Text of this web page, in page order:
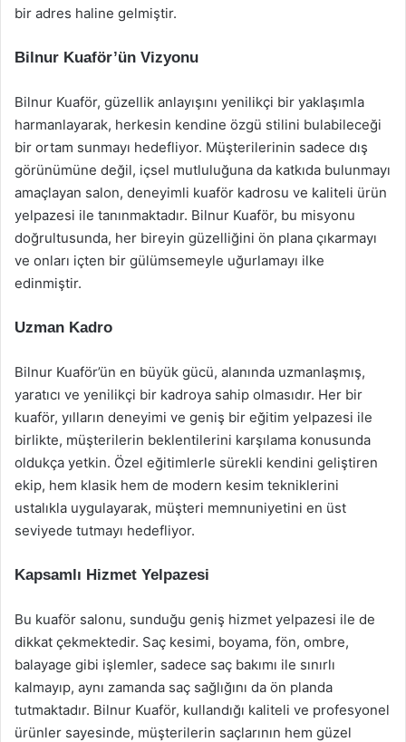
bir adres haline gelmiştir.
Bilnur Kuaför’ün Vizyonu
Bilnur Kuaför, güzellik anlayışını yenilikçi bir yaklaşımla
harmanlayarak, herkesin kendine özgü stilini bulabileceği
bir ortam sunmayı hedefliyor. Müşterilerinin sadece dış
görünümüne değil, içsel mutluluğuna da katkıda bulunmayı
amaçlayan salon, deneyimli kuaför kadrosu ve kaliteli ürün
yelpazesi ile tanınmaktadır. Bilnur Kuaför, bu misyonu
doğrultusunda, her bireyin güzelliğini ön plana çıkarmayı
ve onları içten bir gülümsemeyle uğurlamayı ilke
edinmiştir.
Uzman Kadro
Bilnur Kuaför’ün en büyük gücü, alanında uzmanlaşmış,
yaratıcı ve yenilikçi bir kadroya sahip olmasıdır. Her bir
kuaför, yılların deneyimi ve geniş bir eğitim yelpazesi ile
birlikte, müşterilerin beklentilerini karşılama konusunda
oldukça yetkin. Özel eğitimlerle sürekli kendini geliştiren
ekip, hem klasik hem de modern kesim tekniklerini
ustalıkla uygulayarak, müşteri memnuniyetini en üst
seviyede tutmayı hedefliyor.
Kapsamlı Hizmet Yelpazesi
Bu kuaför salonu, sunduğu geniş hizmet yelpazesi ile de
dikkat çekmektedir. Saç kesimi, boyama, fön, ombre,
balayage gibi işlemler, sadece saç bakımı ile sınırlı
kalmayıp, aynı zamanda saç sağlığını da ön planda
tutmaktadır. Bilnur Kuaför, kullandığı kaliteli ve profesyonel
ürünler sayesinde, müşterilerin saçlarının hem güzel